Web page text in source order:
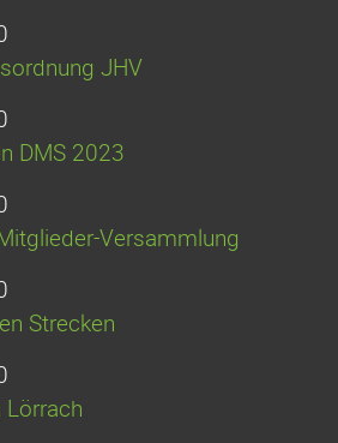
JHV
DMS 2023
Versammlung
Strecken
Lörrach